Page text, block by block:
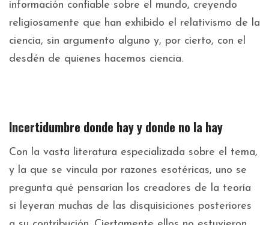
información confiable sobre el mundo, creyendo
religiosamente que han exhibido el relativismo de la
ciencia, sin argumento alguno y, por cierto, con el
desdén de quienes hacemos ciencia.
Incertidumbre donde hay y donde no la hay
Con la vasta literatura especializada sobre el tema,
y la que se vincula por razones esotéricas, uno se
pregunta qué pensarían los creadores de la teoría
si leyeran muchas de las disquisiciones posteriores